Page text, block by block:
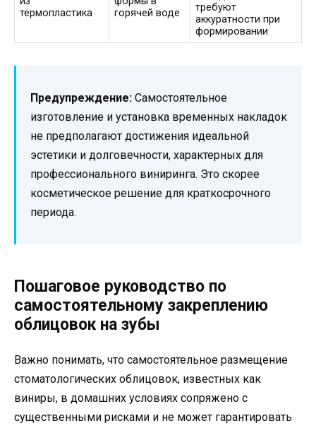
термопластика
горячей воде
требуют
аккуратности при
формировании
Предупреждение: Самостоятельное
изготовление и установка временных накладок
не предполагают достижения идеальной
эстетики и долговечности, характерных для
профессионального виниринга. Это скорее
косметическое решение для краткосрочного
периода.
Пошаговое руководство по
самостоятельному закреплению
облицовок на зубы
Важно понимать, что самостоятельное размещение
стоматологических облицовок, известных как
виниры, в домашних условиях сопряжено с
существенными рисками и не может гарантировать